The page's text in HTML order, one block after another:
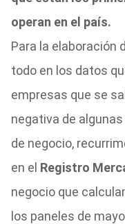
operan en el país.
Para la elaboración
todo en los datos
empresas que se
negativa de
de negocio,
en el Registro
negocio que
los paneles de